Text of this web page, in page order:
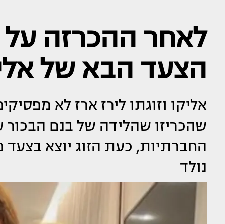
לאחר ההכרזה על
הצעד הבא של
אליקו וזוגתו לירז ארז לא
שהכריזו שהלידה של בנם
החברתיות, כעת הזוג יוצא
נולד